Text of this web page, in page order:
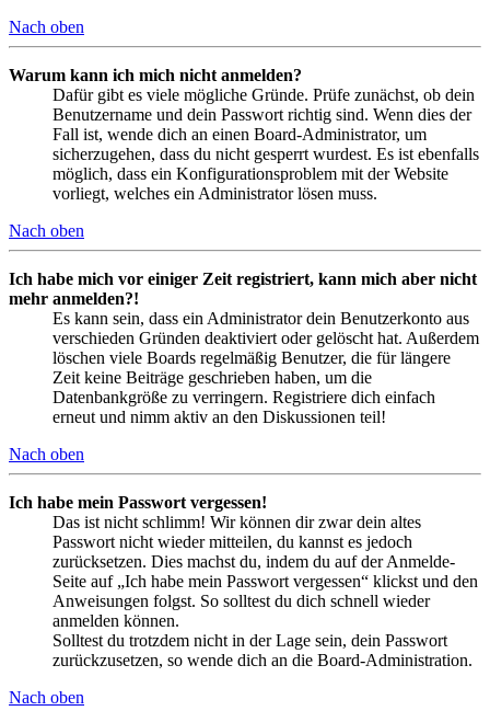
Nach oben
Warum kann ich mich nicht anmelden?
Dafür gibt es viele mögliche Gründe. Prüfe zunächst, ob dein
Benutzername und dein Passwort richtig sind. Wenn dies der
Fall ist, wende dich an einen Board-Administrator, um
sicherzugehen, dass du nicht gesperrt wurdest. Es ist ebenfalls
möglich, dass ein Konfigurationsproblem mit der Website
vorliegt, welches ein Administrator lösen muss.
Nach oben
Ich habe mich vor einiger Zeit registriert, kann mich aber nicht
mehr anmelden?!
Es kann sein, dass ein Administrator dein Benutzerkonto aus
verschieden Gründen deaktiviert oder gelöscht hat. Außerdem
löschen viele Boards regelmäßig Benutzer, die für längere
Zeit keine Beiträge geschrieben haben, um die
Datenbankgröße zu verringern. Registriere dich einfach
erneut und nimm aktiv an den Diskussionen teil!
Nach oben
Ich habe mein Passwort vergessen!
Das ist nicht schlimm! Wir können dir zwar dein altes
Passwort nicht wieder mitteilen, du kannst es jedoch
zurücksetzen. Dies machst du, indem du auf der Anmelde-
Seite auf „Ich habe mein Passwort vergessen“ klickst und den
Anweisungen folgst. So solltest du dich schnell wieder
anmelden können.
Solltest du trotzdem nicht in der Lage sein, dein Passwort
zurückzusetzen, so wende dich an die Board-Administration.
Nach oben